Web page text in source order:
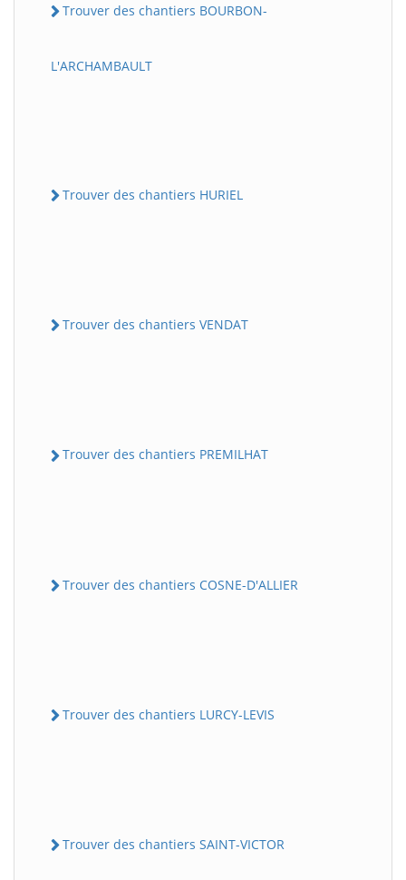
Trouver des chantiers BOURBON-
L'ARCHAMBAULT
Trouver des chantiers HURIEL
Trouver des chantiers VENDAT
Trouver des chantiers PREMILHAT
Trouver des chantiers COSNE-D'ALLIER
Trouver des chantiers LURCY-LEVIS
Trouver des chantiers SAINT-VICTOR